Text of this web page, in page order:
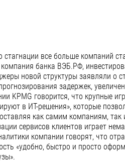
все больше компаний
банка ВЭБ.РФ,
новой структуры заявляли о
задержек,
KPMG говорится, что крупные
в ИТ-решения», которые
как самим компаниям,
сервисов клиентов играет
компании говорят, что
«удобно, быстро и просто